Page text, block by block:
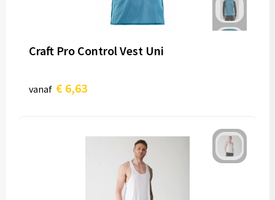
Craft Pro Control Vest Uni
vanaf € 6,63